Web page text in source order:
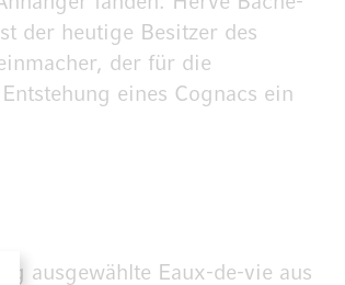
der heutige Besitzer des
der für die
eines Cognacs ein
ausgewählte Eaux-de-vie aus